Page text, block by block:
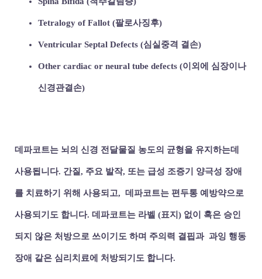
Tetralogy of Fallot (팔로사징후)
Ventricular Septal Defects (심실중격 결손)
Other cardiac or neural tube defects (이외에 심장이나
신경관결손)
데파코트는 뇌의 신경 전달물질 농도의 균형을 유지하는데
사용됩니다. 간질, 주요 발작, 또는 급성 조증기 양극성 장애
를 치료하기 위해 사용되고, 데파코트는 편두통 예방약으로
사용되기도 합니다. 데파코트는 라벨 (표지) 없이 혹은 승인
되지 않은 처방으로 쓰이기도 하며 주의력 결핍과 과잉 행동
장애 같은 심리치료에 처방되기도 합니다.